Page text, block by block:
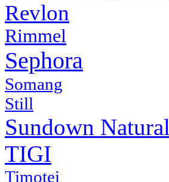
Revlon
Rimmel
Sephora
Somang
Still
Sundown
TIGI
Timotei